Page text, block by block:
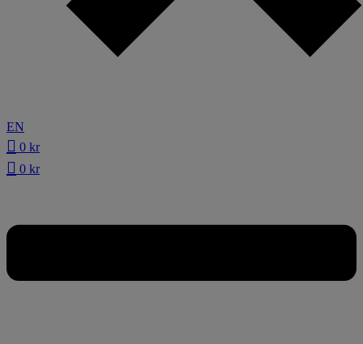
EN
0 kr
0 kr